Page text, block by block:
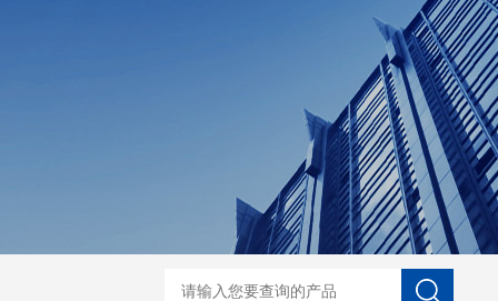
菲希尔新款涂层测厚